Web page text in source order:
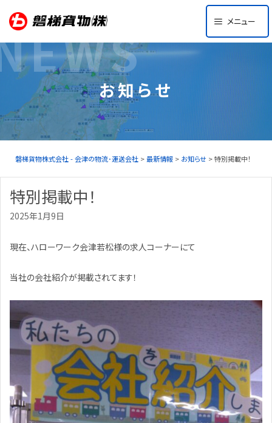
メニュー
お知らせ
磐梯貨物株式会社 - 会津の物流･運送会社 >最新情報 > お知らせ > 特別掲載中！
特別掲載中！
2025年1月9日
現在、ハローワーク会津若松様の求人コーナーにて
当社の会社紹介が掲載されてます！